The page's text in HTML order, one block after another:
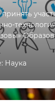
Наука